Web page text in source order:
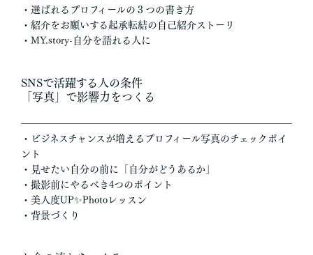
・選ばれるプロフィールの３つの書き方
・紹介をお願いする起承転結の自己紹介ストーリ
・MY.story-自分を語れる人に
SNSで活躍する人の条件
「写真」で影響力をつくる
・ビジネスチャンスが増えるプロフィール写真のチェックポイ
ント
・見せたい自分の前に「自分がどうあるか」
・撮影前にやるべき4つのポイント
・美人度UP✨Photoレッスン
・背景づくり